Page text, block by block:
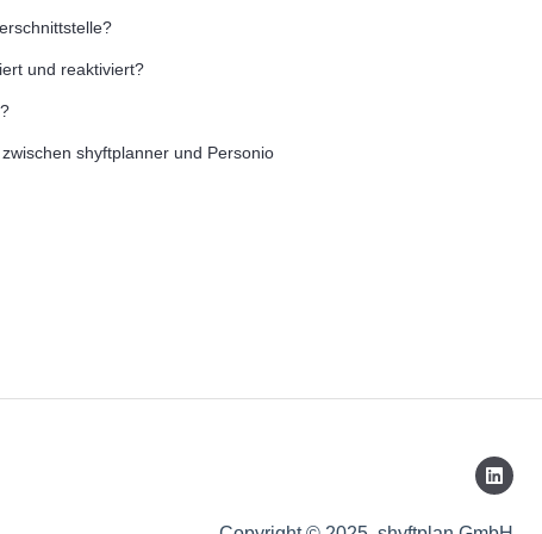
und reaktiviert?
shyftplanner und Personio